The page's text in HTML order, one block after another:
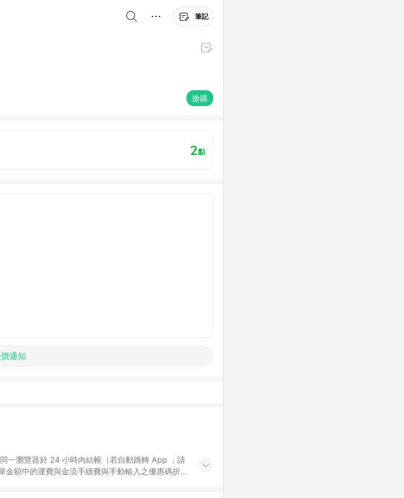
筆記
搶購
2點
通知
一瀏覽器於 24 小時內結帳（若自動跳轉 App ，請
額中的運費與金流手續費與手動輸入之優惠碼折